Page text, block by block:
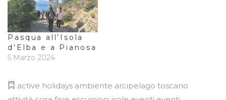
Pasqua all’Isola
d’Elba e a Pianosa
5 Marzo 2024
active holidays ambiente arcipelago toscano